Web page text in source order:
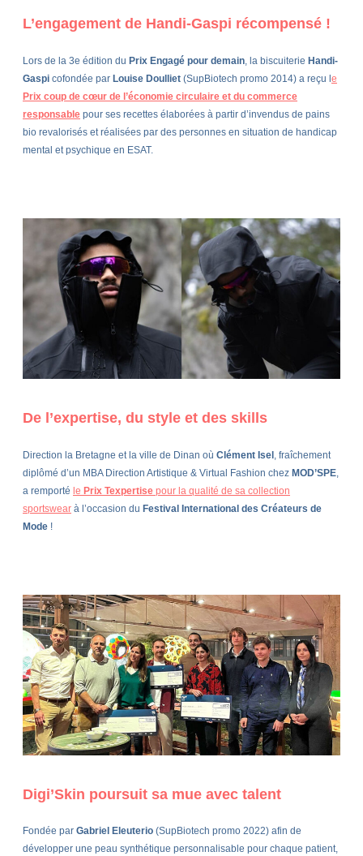
L’engagement de Handi-Gaspi récompensé !
Lors de la 3e édition du Prix Engagé pour demain, la biscuiterie Handi-
Gaspi cofondée par Louise Doulliet (SupBiotech promo 2014) a reçu l e
Prix coup de cœur de l’économie circulaire et du commerce
responsable pour ses recettes élaborées à partir d’invendus de pains
bio revalorisés et réalisées par des personnes en situation de handicap
mental et psychique en ESAT.
De l’expertise, du style et des skills
Direction la Bretagne et la ville de Dinan où Clément Isel , fraîchement
diplômé d’un MBA Direction Artistique & Virtual Fashion chez MOD’SPE
a remporté le Prix Texpertise pour la qualité de sa collection
sportswear à l’occasion du Festival International des Créateurs de
Mode !
Digi’Skin poursuit sa mue avec talent
Fondée par Gabriel Eleuterio (SupBiotech promo 2022) afin de
développer une peau synthétique personnalisable pour chaque patient,